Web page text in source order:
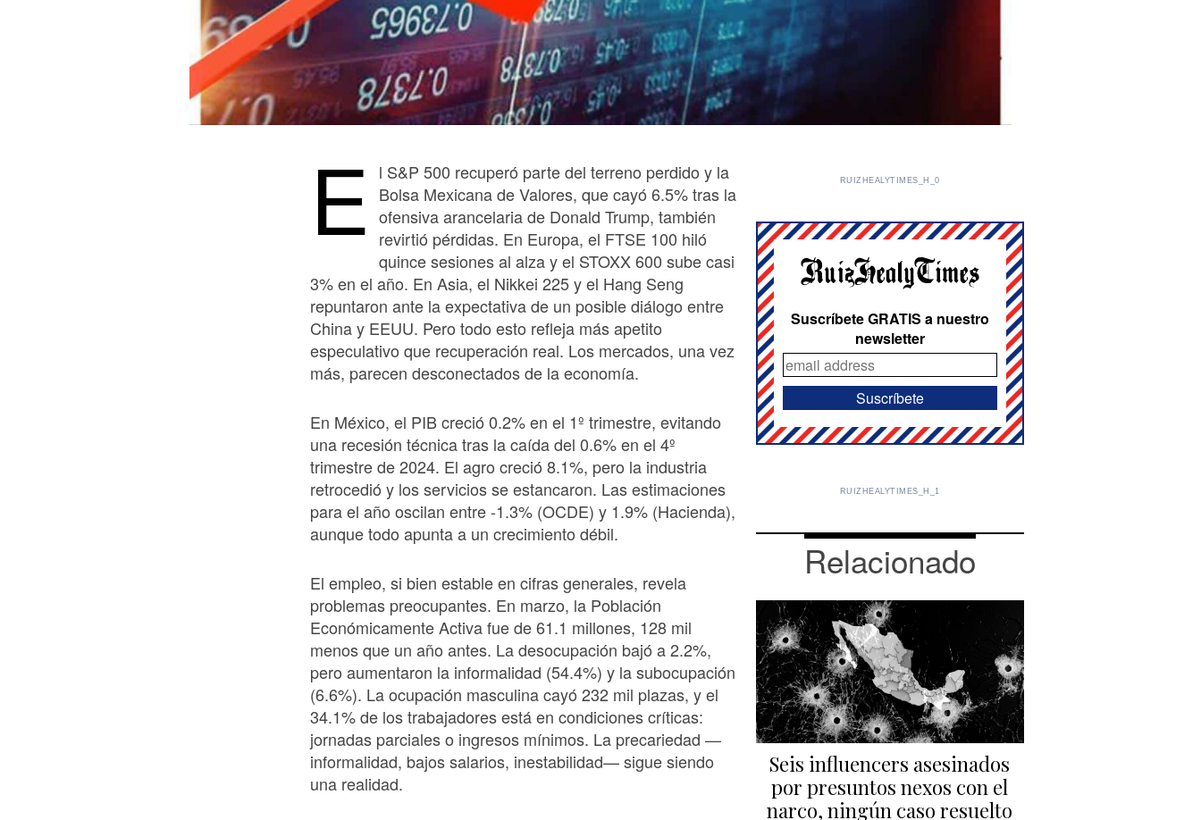
E
l S&P 500 recuperó parte del terreno perdido y la
Bolsa Mexicana de Valores, que cayó 6.5% tras la
ofensiva arancelaria de Donald Trump, también
revirtió pérdidas. En Europa, el FTSE 100 hiló
quince sesiones al alza y el STOXX 600 sube casi
3% en el año. En Asia, el Nikkei 225 y el Hang Seng
repuntaron ante la expectativa de un posible diálogo entre
China y EEUU. Pero todo esto refleja más apetito
especulativo que recuperación real. Los mercados, una vez
más, parecen desconectados de la economía.
En México, el PIB creció 0.2% en el 1º trimestre, evitando
una recesión técnica tras la caída del 0.6% en el 4º
trimestre de 2024. El agro creció 8.1%, pero la industria
retrocedió y los servicios se estancaron. Las estimaciones
para el año oscilan entre -1.3% (OCDE) y 1.9% (Hacienda),
aunque todo apunta a un crecimiento débil.
El empleo, si bien estable en cifras generales, revela
problemas preocupantes. En marzo, la Población
Económicamente Activa fue de 61.1 millones, 128 mil
menos que un año antes. La desocupación bajó a 2.2%,
pero aumentaron la informalidad (54.4%) y la subocupación
(6.6%). La ocupación masculina cayó 232 mil plazas, y el
34.1% de los trabajadores está en condiciones críticas:
jornadas parciales o ingresos mínimos. La precariedad —
informalidad, bajos salarios, inestabilidad— sigue siendo
una realidad.
RUIZHEALYTIMES_H_0
Suscríbete GRATIS a nuestro
newsletter
RUIZHEALYTIMES_H_1
Relacionado
Seis influencers asesinados
por presuntos nexos con el
narco, ningún caso resuelto